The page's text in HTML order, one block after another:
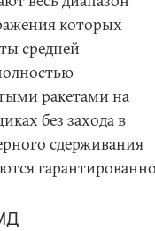
которых
средней
ракетами на
без захода в
сдерживания